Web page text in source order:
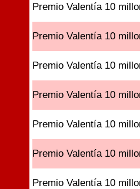
Premio Valentía 10
Premio Valentía 10
Premio Valentía 10
Premio Valentía 10
Premio Valentía 10
Premio Valentía 10
Premio Valentía 10